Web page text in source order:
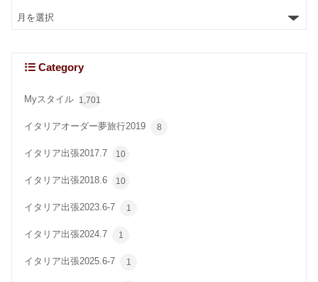
Category
Myスタイル 1,701
イタリアオーダー夢旅行2019 8
イタリア出張2017.7 10
イタリア出張2018.6 10
イタリア出張2023.6-7 1
イタリア出張2024.7 1
イタリア出張2025.6-7 1